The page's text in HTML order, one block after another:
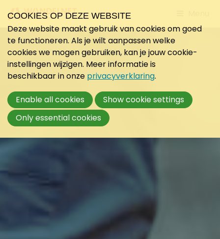
to
COOKIES OP DEZE WEBSITE
Deze website maakt gebruik van cookies om goed
te functioneren. Als je wilt aanpassen welke
cookies we mogen gebruiken, kan je jouw cookie-
instellingen wijzigen. Meer informatie is
beschikbaar in onze privacyverklaring.
Enable all cookies
Show cookie settings
Only essential cookies